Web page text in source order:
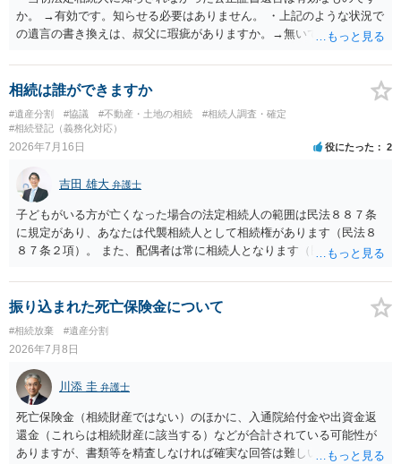
か。 →有効です。知らせる必要はありません。 ・上記のような状況で
の遺言の書き換えは、叔父に瑕疵がありますか。→無いです。 ・分割
ますか。 →本人が自由に決められますので、どこが妥当とは言えない
です。客観的な基準もありません。 ・できれば穏やかに、分割を拒否
することはできますか。 →分割を拒否するということは、遺産はいら
ないということでしょうか。遺言で、受取を指定されててもいらない
と拒否することはできます。理由を説明する必要はありません。
相続は誰ができますか
#遺産分割 #協議 #不動産・土地の相続
#相続人調査・確定
#相続登記（義務化対応）
2026年7月16日 役にたった 2
吉田 雄大 弁護士
子どもがいる方が亡くなった場合の法定相続人の範囲は民法８８７条
に規定があり、あなたは代襲相続人として相続権があります（民法８
８７条２項）。 また、配偶者は常に相続人となります（民法８９０
も相続権があります。つまり、孫５人に加えて「おじ又はおば」にも
相続権がある可能性があります。
振り込まれた死亡保険金について
#相続放棄 #遺産分割
2026年7月8日
川添 圭 弁護士
死亡保険金（相続財産ではない）のほかに、入通院給付金や出資金返
還金（これらは相続財産に該当する）などが合計されている可能性が
ありますが、書類等を精査しなければ確実な回答は難しいところで